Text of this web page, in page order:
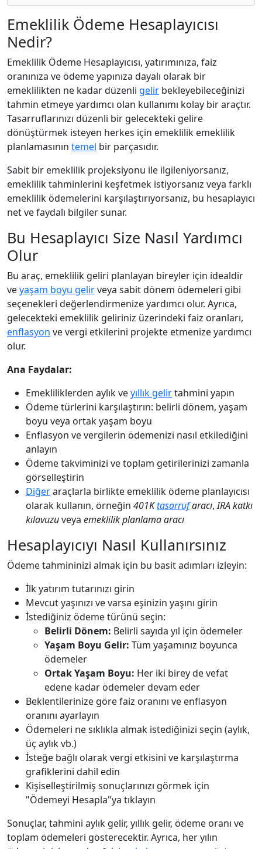
Emeklilik Ödeme Hesaplayıcısı
Nedir?
Emeklilik Ödeme Hesaplayıcısı, yatırımınıza, faiz
oranınıza ve ödeme yapınıza dayalı olarak bir
emeklilikten ne kadar düzenli gelir bekleyebileceğinizi
tahmin etmeye yardımcı olan kullanımı kolay bir araçtır.
Tasarruflarınızı düzenli bir gelecekteki gelire
dönüştürmek isteyen herkes için emeklilik emeklilik
planlamasının temel bir parçasıdır.
Sabit bir emeklilik projeksiyonu ile ilgileniyorsanız,
emeklilik tahminlerini keşfetmek istiyorsanız veya farklı
emeklilik ödemelerini karşılaştırıyorsanız, bu hesaplayıcı
net ve faydalı bilgiler sunar.
Bu Hesaplayıcı Size Nasıl Yardımcı
Olur
Bu araç, emeklilik geliri planlayan bireyler için idealdir
veyaşam boyu gelirveya sabit dönem ödemeleri gibi
seçenekleri değerlendirmenize yardımcı olur. Ayrıca,
gelecekteki emeklilik geliriniz üzerindeki faiz oranları,
enflasyon ve vergi etkilerini projekte etmenize yardımcı
olur.
Ana Faydalar:
Emekliliklerden aylık veyıllık gelirtahmini yapın
Ödeme türlerini karşılaştırın: belirli dönem, yaşam
boyu veya ortak yaşam boyu
Enflasyon ve vergilerin ödemenizi nasıl etkilediğini
anlayın
Ödeme takviminizi ve toplam getirilerinizi zamanla
görselleştirin
Diğeraraçlarla birlikte emeklilik ödeme planlayıcısı
olarak kullanın, örneğin 401Ktasarrufaracı,IRA katkı
kılavuzuveya emeklilik planlama aracı
Hesaplayıcıyı Nasıl Kullanırsınız
Ödeme tahmininizi almak için bu basit adımları izleyin:
İlk yatırım tutarınızı girin
Mevcut yaşınızı ve varsa eşinizin yaşını girin
İstediğiniz ödeme türünü seçin:
Belirli Dönem: Belirli sayıda yıl için ödemeler
Yaşam Boyu Gelir: Tüm yaşamınız boyunca
ödemeler
Ortak Yaşam Boyu: Her iki birey de vefat
edene kadar ödemeler devam eder
Beklentilerinize göre faiz oranını ve enflasyon
oranını ayarlayın
Ödemeleri ne sıklıkla almak istediğinizi seçin (aylık,
üç aylık vb.)
İsteğe bağlı olarak vergi etkisini ve karşılaştırma
grafiklerini dahil edin
Kişiselleştirilmiş sonuçlarınızı görmek için
"Ödemeyi Hesapla"ya tıklayın
Sonuçlar, tahmini aylık gelir, yıllık gelir, ödeme oranı ve
toplam ödemeleri gösterecektir. Ayrıca, her yılın